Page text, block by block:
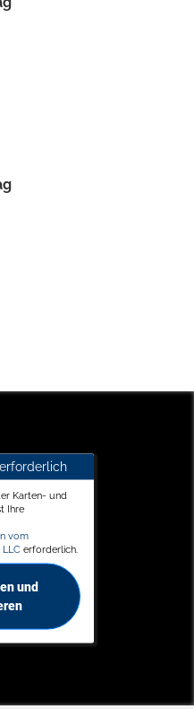
Karten- und
Ihre
vom
erforderlich.
und